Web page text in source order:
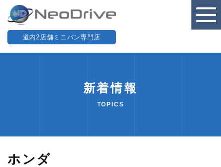
道内2店舗ミニバン専門店
新着情報
TOPICS
ホンダ